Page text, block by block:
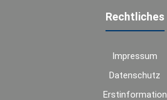
Rechtliches
Impressum
Datenschutz
Erstinformation